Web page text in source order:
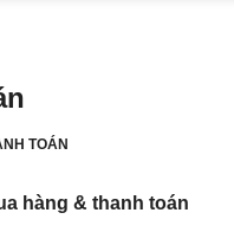
TOÁN
hàng & thanh toán